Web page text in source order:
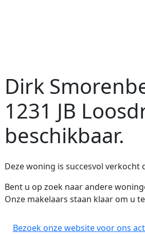
Dirk
1231 JB
beschikbaar.
Deze woning is succesvol verkocht
Bent u op zoek naar andere
Onze makelaars staan klaar om u
Bezoek onze website voor ons